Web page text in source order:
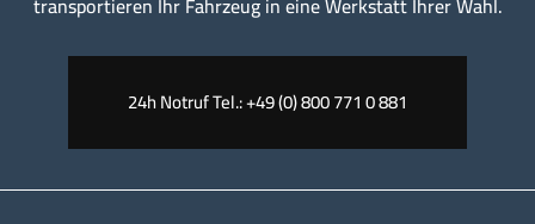
24h Notruf Tel.: +49 (0) 800 771 0 881